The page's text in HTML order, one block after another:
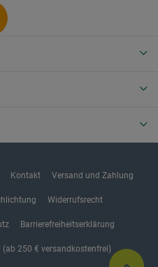
Kontakt Versand und Zahlung
Widerrufsrecht
Barrierefreiheitserklärung
250 € versandkostenfrei)